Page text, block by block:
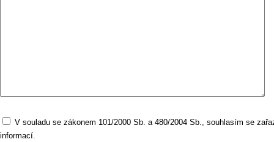
V souladu se zákonem 101/2000 Sb. a 480/2004 Sb., souhlasím se
informací.